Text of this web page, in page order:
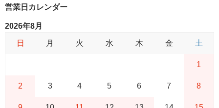
営業日カレンダー
2026年8月
日 月 火 水 木 金 土
1
2 3 4 5 6 7 8